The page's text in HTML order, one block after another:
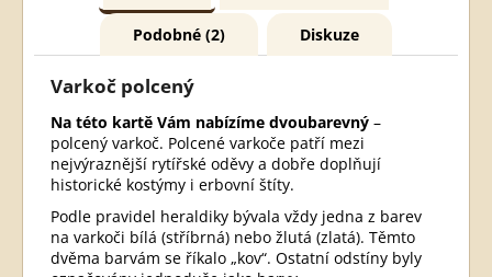
Podobné (2) Diskuze
Varkoč polcený
Na této kartě Vám nabízíme dvoubarevný –
polcený varkoč. Polcené varkoče patří mezi
nejvýraznější rytířské oděvy a dobře doplňují
historické kostýmy i erbovní štíty.
Podle pravidel heraldiky bývala vždy jedna z barev
na varkoči bílá (stříbrná) nebo žlutá (zlatá). Těmto
dvěma barvám se říkalo „kov“. Ostatní odstíny byly